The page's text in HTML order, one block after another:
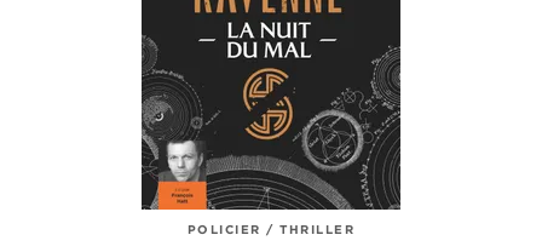
POLICIER / THRILLER